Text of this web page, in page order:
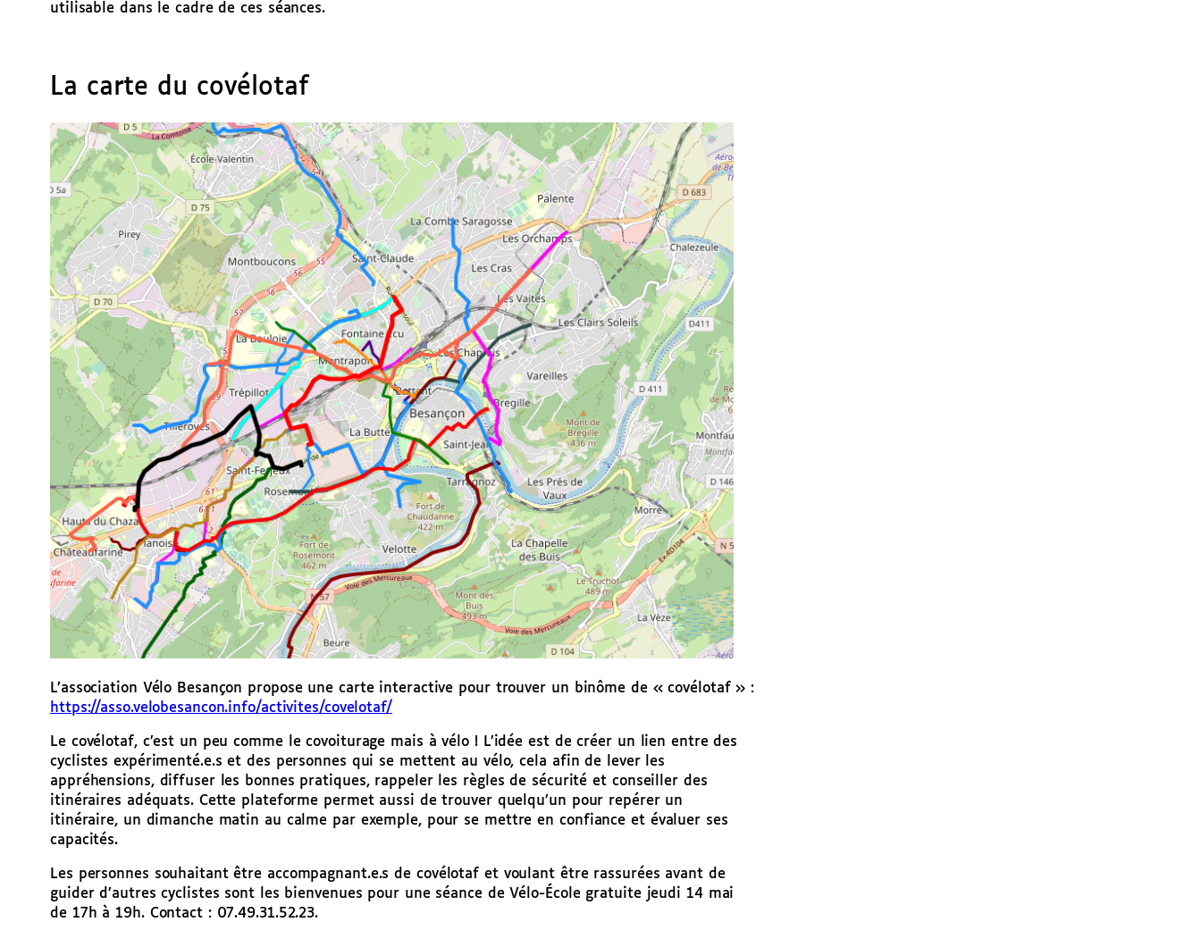
utilisable dans le cadre de ces séances.
La carte du covélotaf
L’association Vélo Besançon propose une carte interactive pour trouver un binôme de « covélotaf » :
https://asso.velobesancon.info/activites/covelotaf/
Le covélotaf, c’est un peu comme le covoiturage mais à vélo ! L’idée est de créer un lien entre des
cyclistes expérimenté.e.s et des personnes qui se mettent au vélo, cela afin de lever les
appréhensions, diffuser les bonnes pratiques, rappeler les règles de sécurité et conseiller des
itinéraires adéquats. Cette plateforme permet aussi de trouver quelqu’un pour repérer un
itinéraire, un dimanche matin au calme par exemple, pour se mettre en confiance et évaluer ses
capacités.
Les personnes souhaitant être accompagnant.e.s de covélotaf et voulant être rassurées avant de
guider d’autres cyclistes sont les bienvenues pour une séance de Vélo-École gratuite jeudi 14 mai
de 17h à 19h. Contact : 07.49.31.52.23.